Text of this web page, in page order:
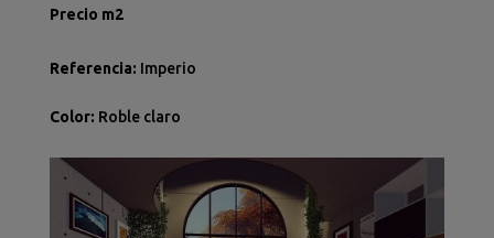
Precio m2
Referencia: Imperio
Color: Roble claro